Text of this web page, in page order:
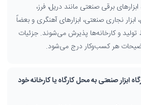
صفحه می‌تواند به تصمیم‌گیری بهتر شما کمک
برقی صنعتی مانند دریل، فرز،
ابزار نجاری صنعتی، ابزارهای آهنگری و بعضاً
و کارخانه‌ها پذیرش می‌شوند. جزئیات
توضیحات هر کسب‌وکار درج می‌شود.
ابزار صنعتی به محل کارگاه یا کارخانه خود